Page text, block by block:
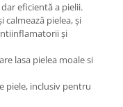
eficientă a pielii.
calmează pielea, și
și
lasa pielea moale si
piele, inclusiv pentru